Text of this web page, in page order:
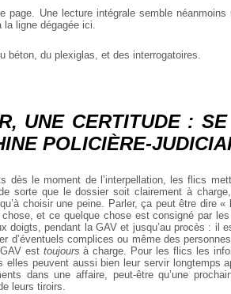
page. Une lecture intégrale semble néanmoins
ligne dégagée ici.
béton, du plexiglas, et des interrogatoires.
UNE CERTITUDE : SE
POLICIÈRE-
dès le moment de l’interpellation, les flics
sorte que le dossier soit clairement à
choisir une peine. Parler, ça peut être dire
et ce quelque chose est consigné par
doigts, pendant la GAV et jusqu’au procès : il
d’éventuels complices ou même des
est toujours à charge. Pour les flics les
elles peuvent aussi bien leur servir longtemps
dans une affaire, peut-être qu’une
leurs tiroirs.